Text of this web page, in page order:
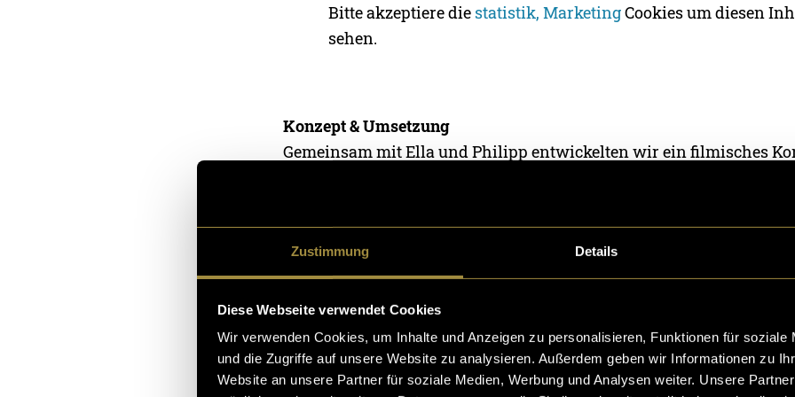
Zustimmung Details
Diese Webseite verwendet Cookies
Wir verwenden Cookies, um Inhalte und Anzeigen zu personalisieren, Funktionen für soziale
und die Zugriffe auf unsere Website zu analysieren. Außerdem geben wir Informationen zu
Website an unsere Partner für soziale Medien, Werbung und Analysen weiter. Unsere
Bitte akzeptiere die statistik, MarketingCookies um diesen
sehen.
Konzept & Umsetzung
Gemeinsam mit Ella und Philipp entwickelten wir ein filmisches
visuelle Stilmittel fest. Darunter Kameraführung, Perspektiven und
Atmosphäre.
Am Drehtag in Todtnau übernahmen Ella und Philipp die
halfen, Szenenideen umzusetzen. Die komplette Postproduktion
Schnitt, Tonbearbeitung, Color Grading, Thumbnail-Gestaltung und
Dokumentation) habe ich eigenständig realisiert.